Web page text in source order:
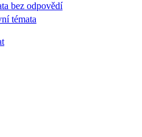
bez odpovědí
témata